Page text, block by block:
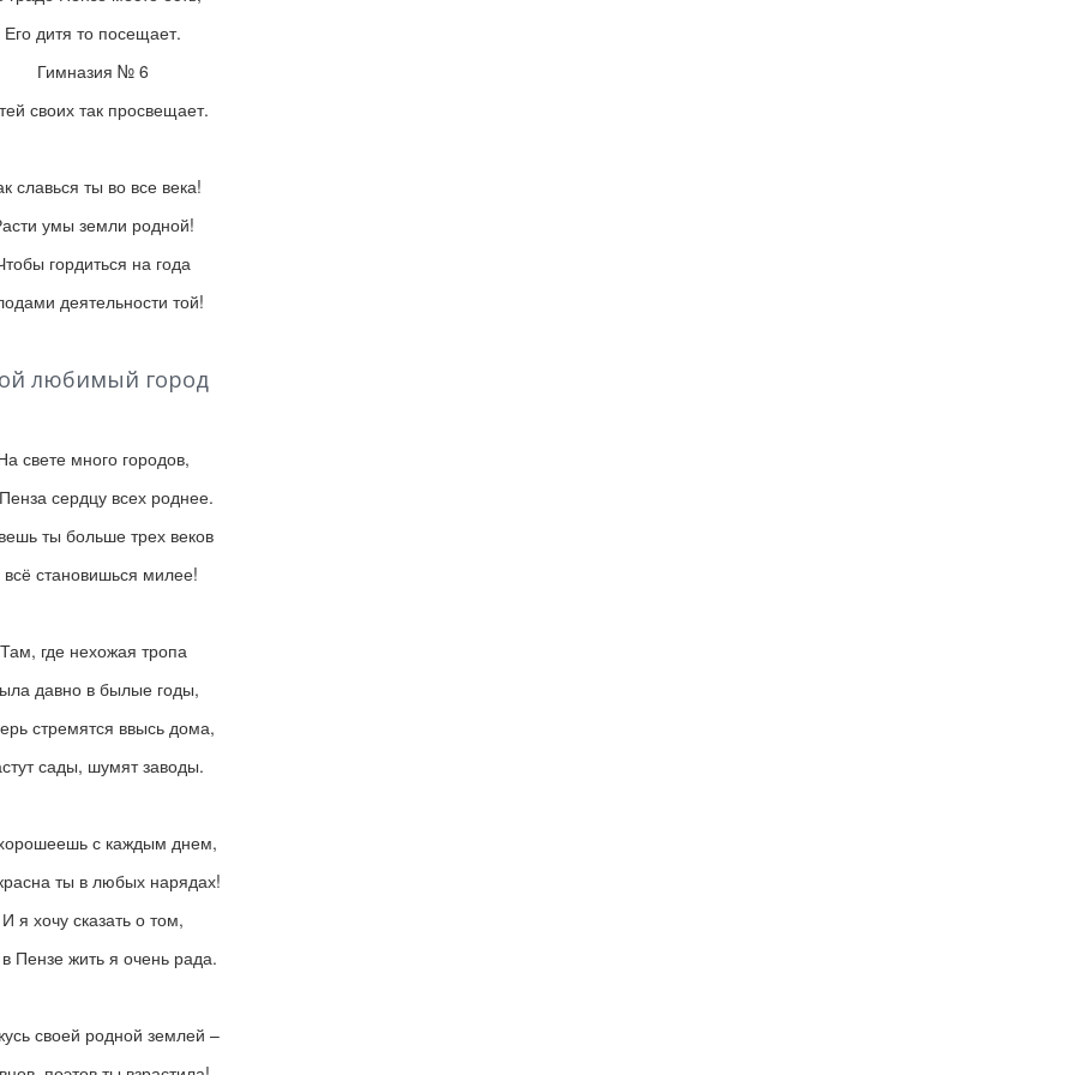
Его дитя то посещает.
Гимназия № 6
своих так просвещает.
славься ты во все века!
умы земли родной!
гордиться на года
деятельности той!
любимый город
свете много городов,
сердцу всех роднее.
ты больше трех веков
становишься милее!
Там, где нехожая тропа
давно в былые годы,
стремятся ввысь дома,
сады, шумят заводы.
с каждым днем,
ты в любых нарядах!
И я хочу сказать о том,
Пензе жить я очень рада.
своей родной землей –